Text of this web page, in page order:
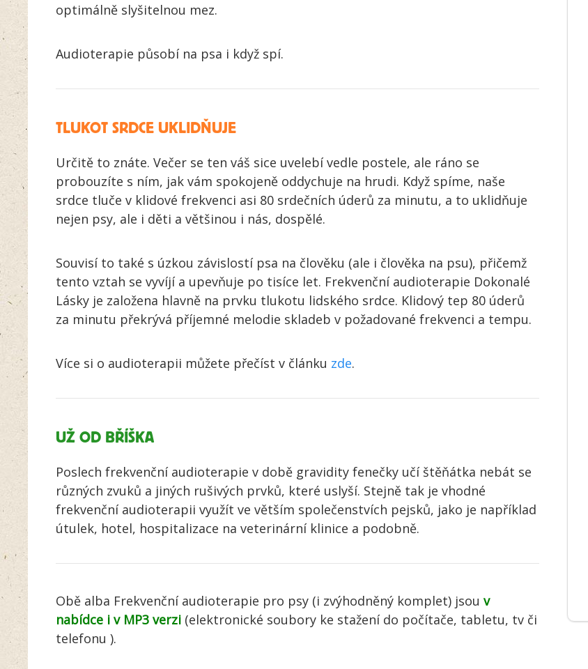
optimálně slyšitelnou mez.
Audioterapie působí na psa i když spí.
TLUKOT SRDCE UKLIDŇUJE
Určitě to znáte. Večer se ten váš sice uvelebí vedle postele, ale ráno se
probouzíte s ním, jak vám spokojeně oddychuje na hrudi. Když spíme, naše
srdce tluče v klidové frekvenci asi 80 srdečních úderů za minutu, a to uklidňuje
nejen psy, ale i děti a většinou i nás, dospělé.
Souvisí to také s úzkou závislostí psa na člověku (ale i člověka na psu), přičemž
tento vztah se vyvíjí a upevňuje po tisíce let. Frekvenční audioterapie Dokonalé
Lásky je založena hlavně na prvku tlukotu lidského srdce. Klidový tep 80 úderů
za minutu překrývá příjemné melodie skladeb v požadované frekvenci a tempu.
Více si o audioterapii můžete přečíst v článku zde.
UŽ OD BŘÍŠKA
Poslech frekvenční audioterapie v době gravidity fenečky učí štěňátka nebát se
různých zvuků a jiných rušivých prvků, které uslyší. Stejně tak je vhodné
frekvenční audioterapii využít ve větším společenstvích pejsků, jako je například
útulek, hotel, hospitalizace na veterinární klinice a podobně.
Obě alba Frekvenční audioterapie pro psy (i zvýhodněný komplet) jsou v
nabídce i v MP3 verzi (elektronické soubory ke stažení do počítače, tabletu, tv či
telefonu ).